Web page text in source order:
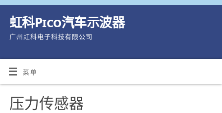
虹科Pico汽车示波器
广州虹科电子科技有限公司
菜单
压力传感器